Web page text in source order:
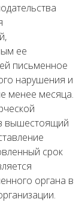
ее
письменное
нарушения и
менее месяца.
вышестоящий
срок
органа в